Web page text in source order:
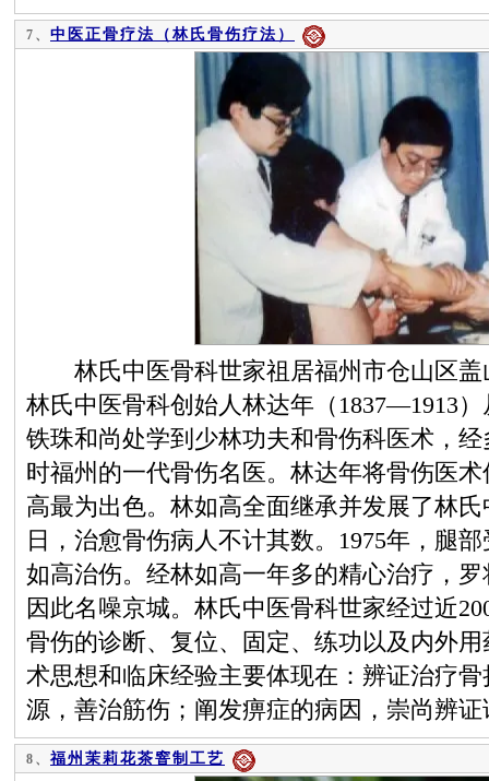
7、 中医正骨疗法（林氏骨伤疗法）
林氏中医骨科世家祖居福州市仓山区盖
林氏中医骨科创始人林达年（1837—1913
铁珠和尚处学到少林功夫和骨伤科医术，
时福州的一代骨伤名医。林达年将骨伤医
高最为出色。林如高全面继承并发展了林
日，治愈骨伤病人不计其数。1975年，腿
如高治伤。经林如高一年多的精心治疗，
因此名噪京城。林氏中医骨科世家经过近
骨伤的诊断、复位、固定、练功以及内外
术思想和临床经验主要体现在：辨证治疗
源，善治筋伤；阐发痹症的病因，崇尚辨
8、 福州茉莉花茶窨制工艺